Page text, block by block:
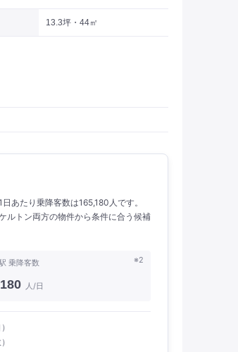
13.3坪・44㎡
あたり乗降客数は165,180人です。
ルトン両方の物件から条件に合う候補
※2
乗降客数
人/日